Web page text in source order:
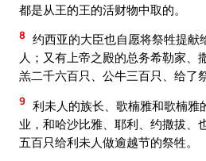
都是从王的王的活财物中取的。
8 约西亚的大臣也自愿将祭牲提献
人；又有上帝之殿的总务希勒家、
羔二千六百只、公牛三百只、给了
9 利未人的族长、歌楠雅和歌楠雅
业，和哈沙比雅、耶利、约撒拔、
五百只给利未人做逾越节的祭牲。